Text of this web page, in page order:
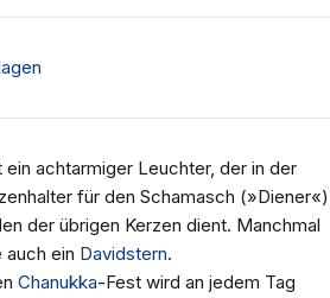
ein achtarmiger Leuchter, der in der
für den Schamasch (»Diener«)
der übrigen Kerzen dient. Manchmal
ein Davidstern.
Chanukka-Fest wird an jedem Tag